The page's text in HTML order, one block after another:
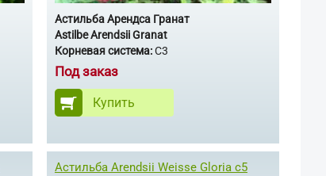
Астильба Арендса Гранат
Astilbe Arendsii Granat
Корневая система:С3
Под заказ
Купить
Астильба Arendsii Weisse Gloria c5